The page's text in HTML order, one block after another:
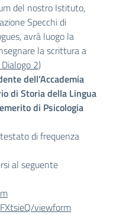
del nostro Istituto,
Specchi di
avrà luogo la
la scrittura a
2)
dell’Accademia
di Storia della Lingua
di Psicologia
di frequenza
al seguente
XtsieQ/viewform